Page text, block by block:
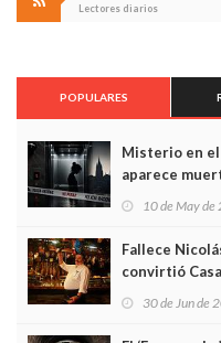
Lectores diarios
POPULARES
Misterio en el
aparece
edificio y las
10 de May de
Fallece
convirtió
Asturias en
30 de Jun de